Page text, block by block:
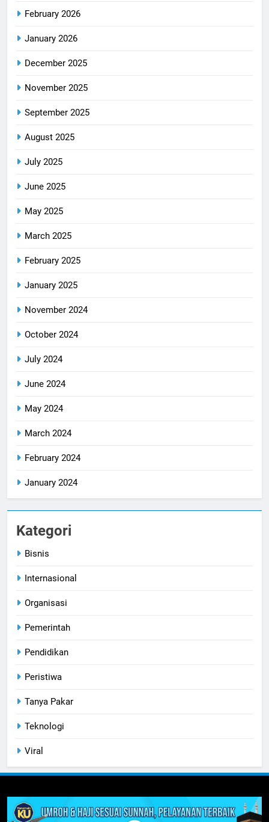
February 2026
January 2026
December 2025
November 2025
September 2025
August 2025
July 2025
June 2025
May 2025
March 2025
February 2025
January 2025
November 2024
October 2024
July 2024
June 2024
May 2024
March 2024
February 2024
January 2024
Kategori
Bisnis
Internasional
Organisasi
Pemerintah
Pendidikan
Peristiwa
Tanya Pakar
Teknologi
Viral